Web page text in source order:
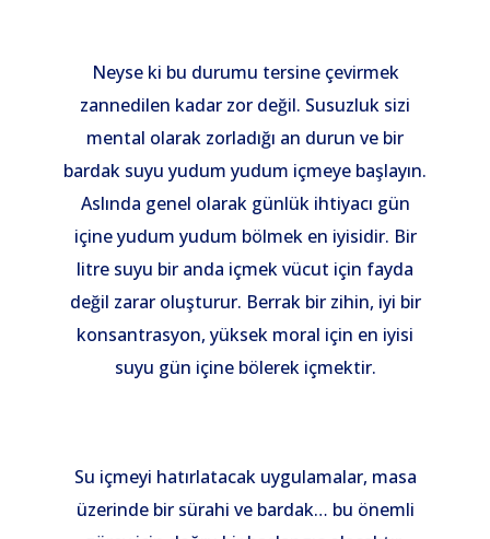
Neyse ki bu durumu tersine çevirmek
zannedilen kadar zor değil. Susuzluk sizi
mental olarak zorladığı an durun ve bir
bardak suyu yudum yudum içmeye başlayın.
Aslında genel olarak günlük ihtiyacı gün
içine yudum yudum bölmek en iyisidir. Bir
litre suyu bir anda içmek vücut için fayda
değil zarar oluşturur. Berrak bir zihin, iyi bir
konsantrasyon, yüksek moral için en iyisi
suyu gün içine bölerek içmektir.
Su içmeyi hatırlatacak uygulamalar, masa
üzerinde bir sürahi ve bardak… bu önemli